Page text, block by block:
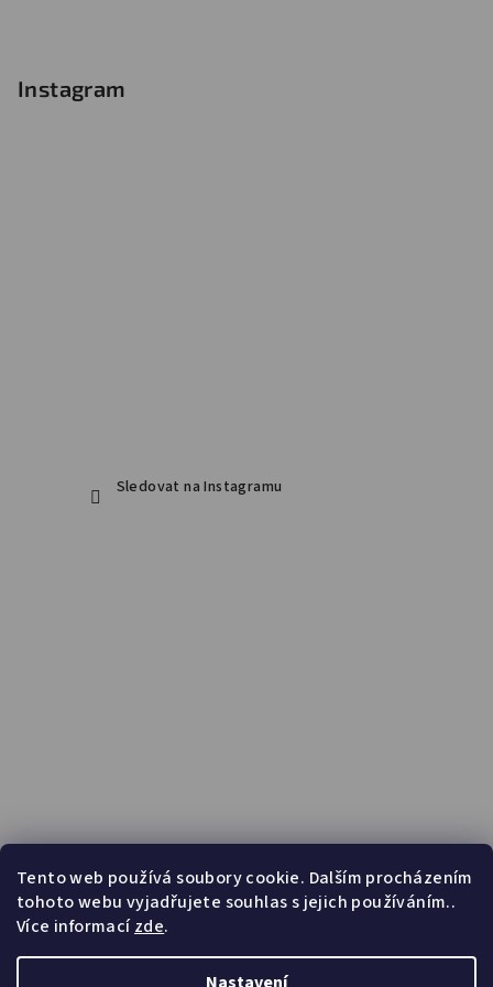
Tento web používá soubory cookie. Dalším procházením
tohoto webu vyjadřujete souhlas s jejich používáním..
Více informacízde.
Instagram
Sledovat na Instagramu